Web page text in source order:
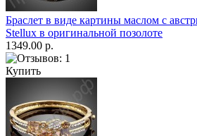
Браслет в виде картины маслом с
Stellux в оригинальной позолоте
1349.00 р.
Купить